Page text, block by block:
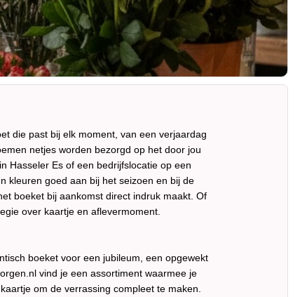
die past bij elk moment, van een verjaardag
netjes worden bezorgd op het door jou
Hasseler Es of een bedrijfslocatie op een
kleuren goed aan bij het seizoen en bij de
boeket bij aankomst direct indruk maakt. Of
over kaartje en aflevermoment.
boeket voor een jubileum, een opgewekt
vind je een assortiment waarmee je
om de verrassing compleet te maken.